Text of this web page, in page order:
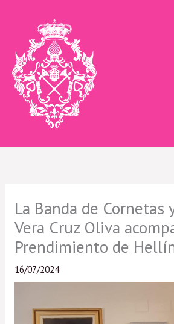
contenido
La Banda de Cornetas
Vera Cruz Oliva
Prendimiento de
16/07/2024